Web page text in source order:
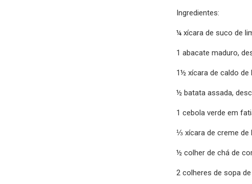
Ingredientes:
¼ xícara de suco de
1 abacate maduro,
1½ xícara de caldo de
½ batata assada,
1 cebola verde em
⅓ xícara de creme de
½ colher de chá de
2 colheres de sopa